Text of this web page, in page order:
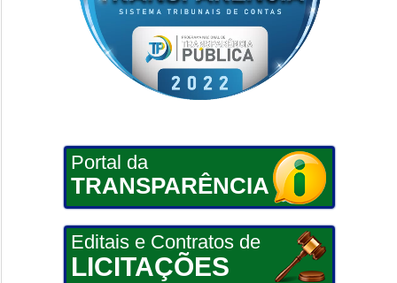
Portal da
TRANSPARÊNCIA
Editais e Contratos de
LICITAÇÕES